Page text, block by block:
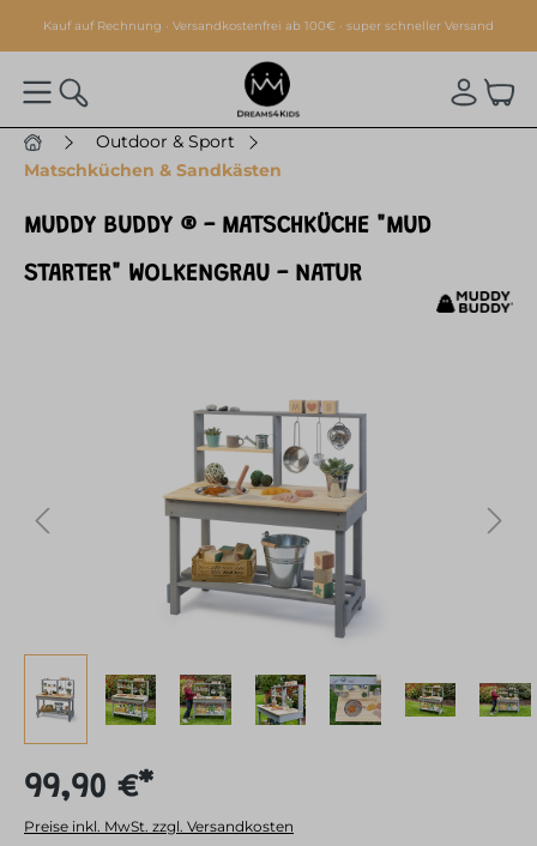
springen
Kauf auf Rechnung · Versandkostenfrei ab 100€ · super schneller Versand
Outdoor & Sport
Matschküchen & Sandkästen
MUDDY BUDDY ® - MATSCHKÜCHE "MUD
STARTER" WOLKENGRAU - NATUR
99,90 €*
Preise inkl. MwSt. zzgl. Versandkosten